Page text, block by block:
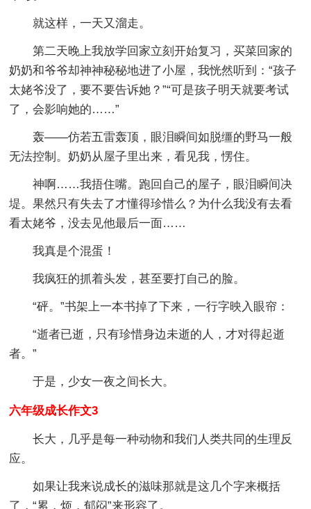
就这样，一天又溜走。
第二天晚上我放学回家立刻开始复习，买菜回家的
奶奶和爷爷却神神秘秘地进了小屋，我恍然听到：“孩子
太姥爷没了，要不要告诉她？”“可是孩子明天就要考试
了，会影响她的……”
轰——仿若五雷轰顶，眼泪瞬间如脱缰的野马一般
无法控制。奶奶从屋子里出来，看见我，愣住。
神啊……我捂住嘴。跑回自己的屋子，眼泪瞬间决
堤。果然只有失去了才懂得珍惜么？为什么我没有去看
看太姥爷，没去见他最后一面……
我真是个混蛋！
我疯狂的抓着头发，甚至要打自己的脸。
“砰。”书架上一本书掉了下来，一行字映入眼帘：
“逝者已逝，只有珍惜身边未逝的人，才对得起逝
者。”
于是，少女一夜之间长大。
六年级成长作文3
长大，几乎是每一种动物和我们人类共同的生理反
应。
如果让我来说成长的滋味那就是这几个字来概括
了，“累，烦，郁闷”来形容了。